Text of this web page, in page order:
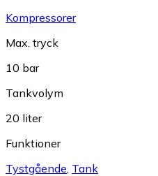
Kompressorer
Max. tryck
10 bar
Tankvolym
20 liter
Funktioner
Tystgående Tank